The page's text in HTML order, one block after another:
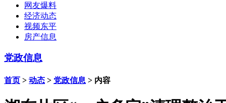
网友爆料
经济动态
视频东平
房产信息
党政信息
首页 > 动态 > 党政信息 > 内容